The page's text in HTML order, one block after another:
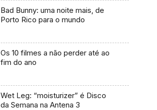
Bad Bunny: uma noite mais, de
Porto Rico para o mundo
Os 10 filmes a não perder até ao
fim do ano
Wet Leg: “moisturizer” é Disco
da Semana na Antena 3